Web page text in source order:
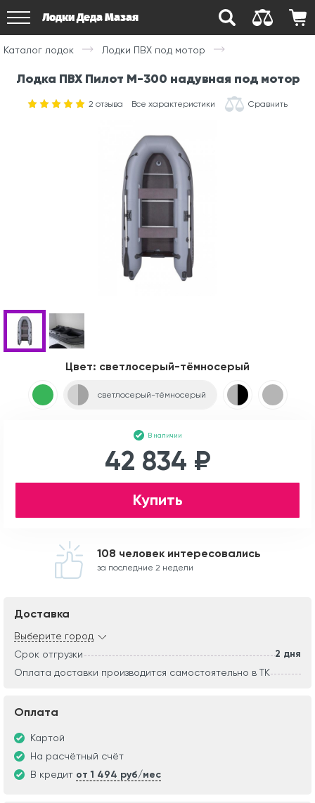
Лодки Деда Мазая
Каталог лодок Лодки ПВХ под мотор
Лодка ПВХ Пилот М-300 надувная под мотор
2 отзыва Все характеристики Сравнить
Цвет: светлосерый-тёмносерый
светлосерый-тёмносерый
В наличии
42 834 ₽
Купить
108 человек интересовались
за последние 2 недели
Доставка
Выберите город
Срок отгрузки
2 дня
Оплата доставки производится самостоятельно в ТК
Оплата
Картой
На расчётный счёт
В кредит от 1 494 руб/мес